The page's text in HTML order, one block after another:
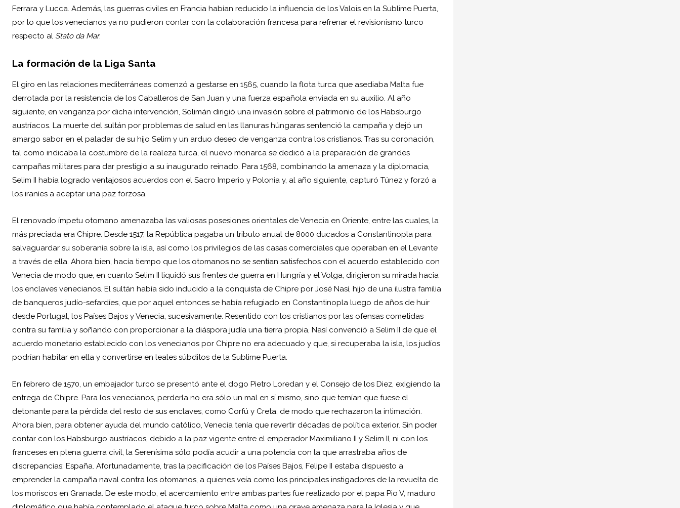
Ferrara y Lucca. Además, las guerras civiles en Francia habían reducido la influencia de los Valois en la Sublime Puerta,
por lo que los venecianos ya no pudieron contar con la colaboración francesa para refrenar el revisionismo turco
respecto al Stato da Mar.
La formación de la Liga Santa
El giro en las relaciones mediterráneas comenzó a gestarse en 1565, cuando la flota turca que asediaba Malta fue
derrotada por la resistencia de los Caballeros de San Juan y una fuerza española enviada en su auxilio. Al año
siguiente, en venganza por dicha intervención, Solimán dirigió una invasión sobre el patrimonio de los Habsburgo
austríacos. La muerte del sultán por problemas de salud en las llanuras húngaras sentenció la campaña y dejó un
amargo sabor en el paladar de su hijo Selim y un arduo deseo de venganza contra los cristianos. Tras su coronación,
tal como indicaba la costumbre de la realeza turca, el nuevo monarca se dedicó a la preparación de grandes
campañas militares para dar prestigio a su inaugurado reinado. Para 1568, combinando la amenaza y la diplomacia,
Selim II había logrado ventajosos acuerdos con el Sacro Imperio y Polonia y, al año siguiente, capturó Túnez y forzó a
los iraníes a aceptar una paz forzosa.
El renovado ímpetu otomano amenazaba las valiosas posesiones orientales de Venecia en Oriente, entre las cuales, la
más preciada era Chipre. Desde 1517, la República pagaba un tributo anual de 8000 ducados a Constantinopla para
salvaguardar su soberanía sobre la isla, así como los privilegios de las casas comerciales que operaban en el Levante
a través de ella. Ahora bien, hacía tiempo que los otomanos no se sentían satisfechos con el acuerdo establecido con
Venecia de modo que, en cuanto Selim II liquidó sus frentes de guerra en Hungría y el Volga, dirigieron su mirada hacia
los enclaves venecianos. El sultán había sido inducido a la conquista de Chipre por José Nasí, hijo de una ilustra familia
de banqueros judío-sefardíes, que por aquel entonces se había refugiado en Constantinopla luego de años de huir
desde Portugal, los Países Bajos y Venecia, sucesivamente. Resentido con los cristianos por las ofensas cometidas
contra su familia y soñando con proporcionar a la diáspora judía una tierra propia, Nasí convenció a Selim II de que el
acuerdo monetario establecido con los venecianos por Chipre no era adecuado y que, si recuperaba la isla, los judíos
podrían habitar en ella y convertirse en leales súbditos de la Sublime Puerta.
En febrero de 1570, un embajador turco se presentó ante el dogo Pietro Loredan y el Consejo de los Diez, exigiendo la
entrega de Chipre. Para los venecianos, perderla no era sólo un mal en sí mismo, sino que temían que fuese el
detonante para la pérdida del resto de sus enclaves, como Corfú y Creta, de modo que rechazaron la intimación.
Ahora bien, para obtener ayuda del mundo católico, Venecia tenía que revertir décadas de política exterior. Sin poder
contar con los Habsburgo austríacos, debido a la paz vigente entre el emperador Maximiliano II y Selim II, ni con los
franceses en plena guerra civil, la Serenísima sólo podía acudir a una potencia con la que arrastraba años de
discrepancias: España. Afortunadamente, tras la pacificación de los Países Bajos, Felipe II estaba dispuesto a
emprender la campaña naval contra los otomanos, a quienes veía como los principales instigadores de la revuelta de
los moriscos en Granada. De este modo, el acercamiento entre ambas partes fue realizado por el papa Pio V, maduro